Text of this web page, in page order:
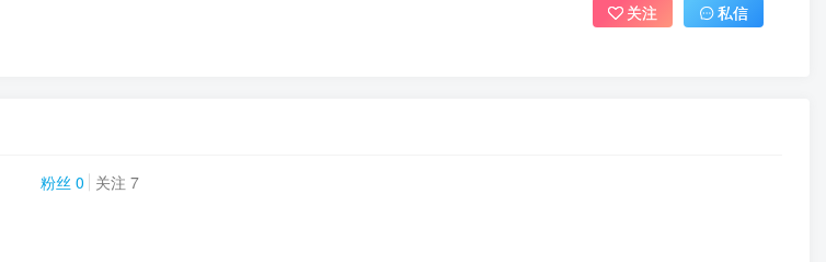
关注 私信
粉丝 0 关注 7